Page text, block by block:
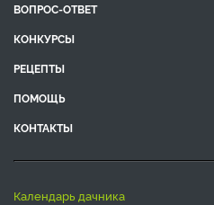
ВОПРОС-ОТВЕТ
КОНКУРСЫ
РЕЦЕПТЫ
ПОМОЩЬ
КОНТАКТЫ
календарь дачника